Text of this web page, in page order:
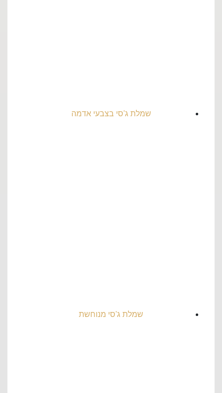
שמלת ג'סי בצבעי אדמה
שמלת ג'סי מנוחשת